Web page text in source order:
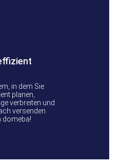
in dem Sie
planen,
verbreiten und
versenden
domeba!